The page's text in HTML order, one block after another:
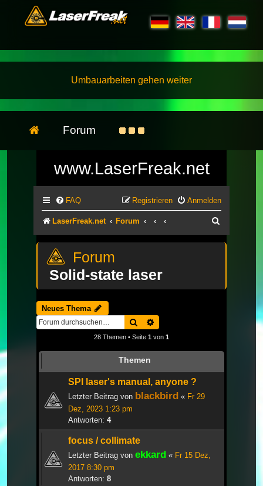
Umbauarbeiten gehen weiter
Forum
www.LaserFreak.net
FAQ Anmelden
Registrieren
LaserFreak.net Forum
Solid-state laser
Neues Thema
Suche
28 Themen • Seite 1 von 1
Themen
SPI laser's manual, anyone ?
Letzter Beitrag von blackbird « Fr 29
Dez, 2023 1:23 pm
Antworten: 4
focus / collimate
Letzter Beitrag von ekkard « Fr 15 Dez,
2017 8:30 pm
Antworten: 8